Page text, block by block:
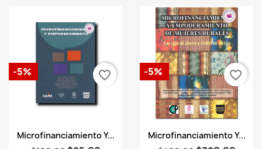
Vista rápida
Microfinanciamiento Y...
-5% favorite_border
Vista rápida
Microfinanciamiento Y...
-5% favorite_border